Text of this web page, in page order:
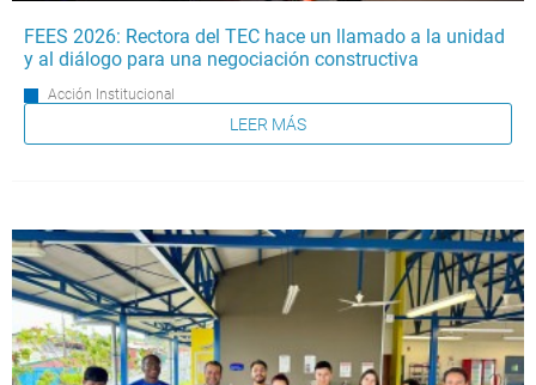
FEES 2026: Rectora del TEC hace un llamado a la unidad
y al diálogo para una negociación constructiva
Acción Institucional
LEER MÁS